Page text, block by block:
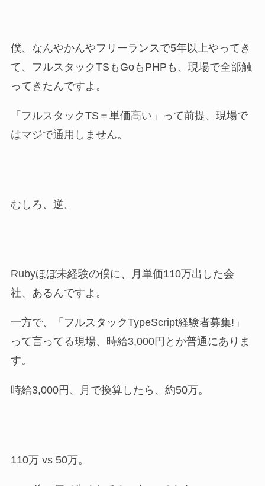
僕、なんやかんやフリーランスで5年以上やってき
て、フルスタックTSもGoもPHPも、現場で全部触
ってきたんですよ。
「フルスタックTS＝単価高い」って前提、現場で
はマジで通用しません。
むしろ、逆。
Rubyほぼ未経験の僕に、月単価110万出した会
社、あるんですよ。
一方で、「フルスタックTypeScript経験者募集!」
って言ってる現場、時給3,000円とか普通にありま
す。
時給3,000円、月で換算したら、約50万。
110万 vs 50万。